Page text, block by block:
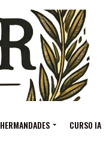
HERMANDADES CURSO IA